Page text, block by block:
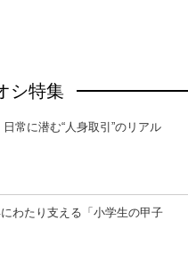
シ特集
常に潜む“人身取引”のリアル
わたり支える「小学生の甲子